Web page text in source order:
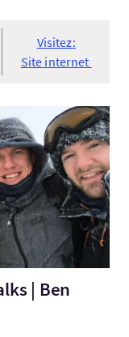
Visitez:
Site internet
Nevis Guides
| Ben